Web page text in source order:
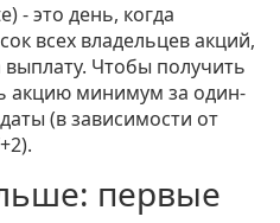
- это день, когда
всех владельцев акций,
Чтобы получить
акцию минимум за один-
(в зависимости от
первые